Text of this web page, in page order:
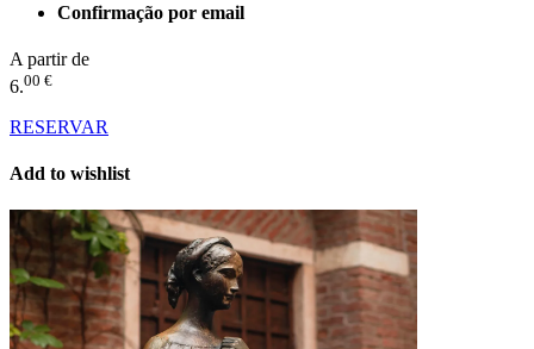
Confirmação por email
A partir de
6.00 €
RESERVAR
Add to wishlist